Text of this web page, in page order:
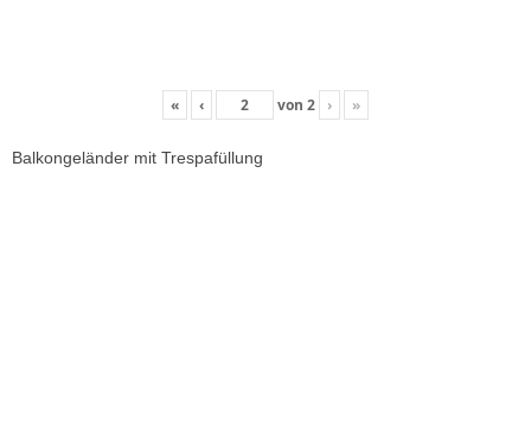
« ‹ von 2 › »
Balkongeländer mit Trespafüllung